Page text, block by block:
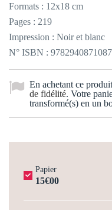
Formats : 12x18 cm
Pages : 219
Impression : Noir et blanc
N° ISBN : 9782940871087
En achetant ce
de fidélité. Votre
transformé(s) en un
Papier
15€00